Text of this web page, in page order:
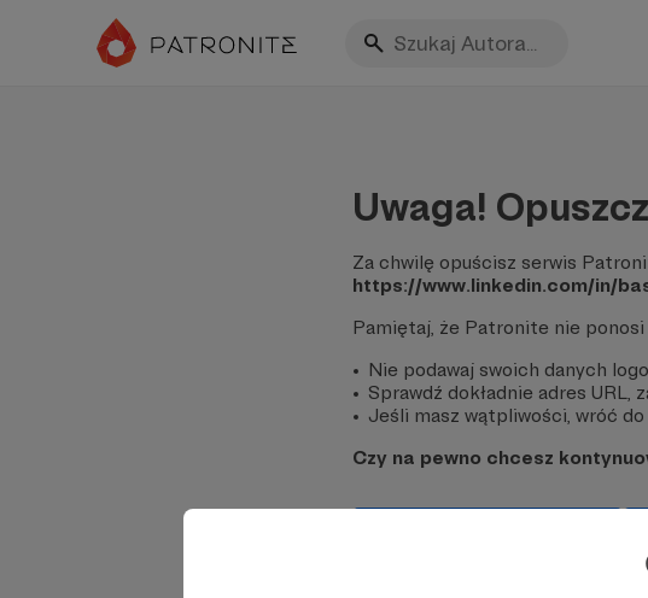
Uwaga!
Za chwilę opuścisz serwis
https://www.linkedin.com/in/
Pamiętaj, że Patronite nie
Nie podawaj swoich danych
Sprawdź dokładnie adres
Jeśli masz wątpliwości, wróć
Czy na pewno chcesz